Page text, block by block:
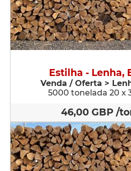
Estilha - Lenha,
Venda / Oferta >
5000 tonelada 20 x
46,00 GBP /